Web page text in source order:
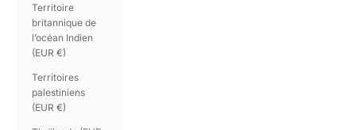
Territoire
britannique de
l’océan Indien
(EUR €)
Territoires
palestiniens
(EUR €)